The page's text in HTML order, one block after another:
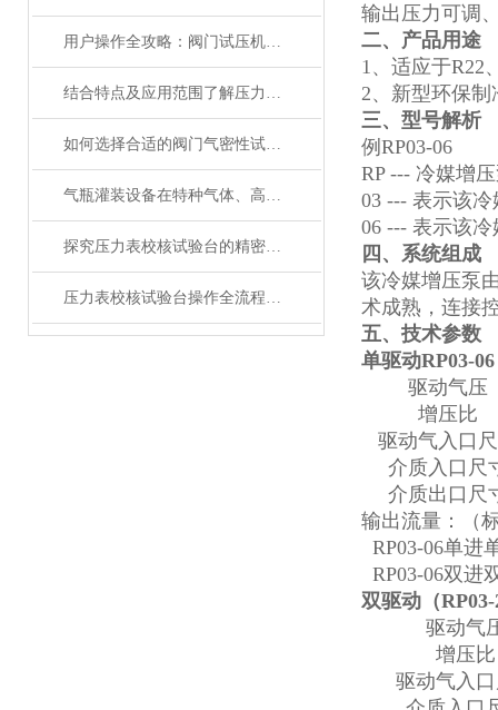
用户操作全攻略：阀门试压机的安装、设置与测试流程
结合特点及应用范围了解压力表校核试验台
如何选择合适的阀门气密性试验机？关键因素全解析
气瓶灌装设备在特种气体、高压氧气等危险品充装中的安全设计要求
探究压力表校核试验台的精密稳压原理与计量校准规范
压力表校核试验台操作全流程：从开机到高效拆包一站式指南
输出压力可调
二、 产品用途
1、 适应于R22
2、新型环保制
三、 型号解析
例RP03-06
RP --- 冷媒增
03 --- 表示该
06 --- 表示该
四、 系统组成
该冷媒增压泵
术成熟，连接
五、 技术参数
单驱动RP03-06
驱动气压
增压比
驱动气入口
介质入口尺
介质出口尺
输出流量：（
RP03-06单进
RP03-06双进
双驱动（
驱动气
增压比
驱动气入